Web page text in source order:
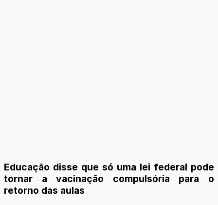
Educação disse que só uma lei federal pode
tornar a vacinação compulsória para o
retorno das aulas